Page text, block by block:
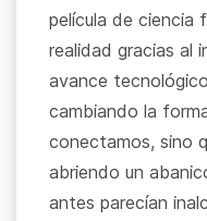
película de ciencia
realidad gracias al
avance
cambiando la
conectamos, sino
abriendo un
antes parecían